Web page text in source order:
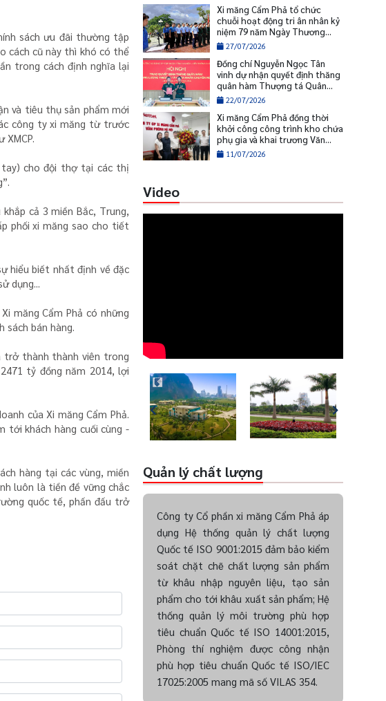
sách ưu đãi thường tập
cách cũ này thì khó có thể
trong cách định nghĩa lại
và tiêu thụ sản phẩm mới
công ty xi măng từ trước
tay) cho đội thợ tại các thị
cả 3 miền Bắc, Trung,
phối xi măng sao cho tiết
hiểu biết nhất định về đặc
dụng...
măng Cẩm Phả có những
bán hàng.
trở thành thành viên trong
tỷ đồng năm 2014, lợi
của Xi măng Cẩm Phả.
tới khách hàng cuối cùng -
hàng tại các vùng, miền
luôn là tiền đề vững chắc
quốc tế, phấn đấu trở
Xi măng Cẩm Phả tổ chức
chuỗi hoạt động tri ân nhân kỷ
niệm 79 năm Ngày Thương
binh - Liệt sĩ
27/07/2026
Đồng chí Nguyễn Ngọc Tân
vinh dự nhận quyết định thăng
quân hàm Thượng tá Quân
nhân chuyên nghiệp
22/07/2026
Xi măng Cẩm Phả đồng thời
khởi công công trình kho chứa
phụ gia và khai trương Văn
phòng Hà Nội
11/07/2026
Video
Quản lý chất lượng
Công ty Cổ phần xi măng Cẩm Phả áp
dụng Hệ thống quản lý chất lượng
Quốc tế ISO 9001:2015 đảm bảo kiểm
soát chặt chẽ chất lượng sản phẩm
từ khâu nhập nguyên liệu, tạo sản
phẩm cho tới khâu xuất sản phẩm; Hệ
thống quản lý môi trường phù hợp
tiêu chuẩn Quốc tế ISO 14001:2015,
Phòng thí nghiệm được công nhận
phù hợp tiêu chuẩn Quốc tế ISO/IEC
17025:2005 mang mã số VILAS 354.